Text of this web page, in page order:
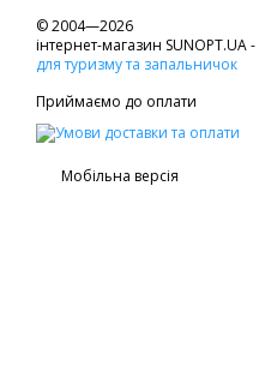
© 2004—2026
інтернет-магазин SUNOPT.UA -
для туризму та запальничок
Приймаємо до оплати
Мобільна версія